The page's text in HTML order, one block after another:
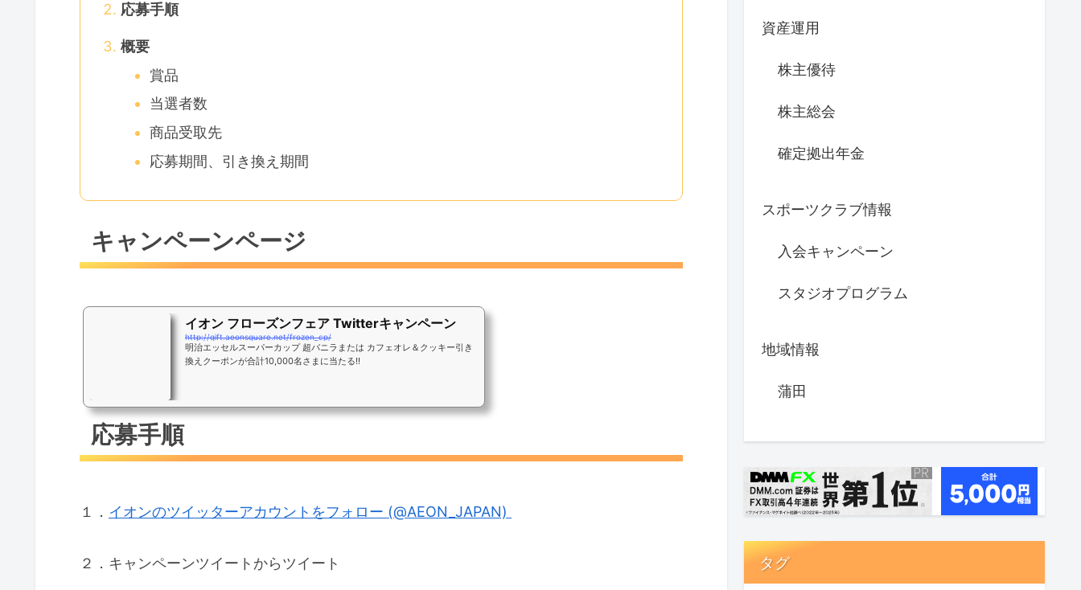
応募手順
概要
賞品
当選者数
商品受取先
応募期間、引き換え期間
キャンペーンページ
イオン フローズンフェア Twitterキャンペーン
http://gift.aeonsquare.net/frozen_cp/
明治エッセルスーパーカップ 超バニラまたは カフェオレ＆クッキー引き
換えクーポンが合計10,000名さまに当たる!!
応募手順
１． イオンのツイッターアカウントをフォロー (@AEON_JAPAN)
２．キャンペーンツイートからツイート
資産運用
株主優待
株主総会
確定拠出年金
スポーツクラブ情報
入会キャンペーン
スタジオプログラム
地域情報
蒲田
タグ